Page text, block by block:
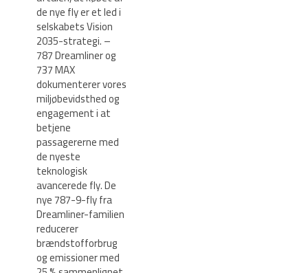
de nye fly er et led i
selskabets Vision
2035-strategi. –
787 Dreamliner og
737 MAX
dokumenterer vores
miljøbevidsthed og
engagement i at
betjene
passagererne med
de nyeste
teknologisk
avancerede fly. De
nye 787-9-fly fra
Dreamliner-familien
reducerer
brændstofforbrug
og emissioner med